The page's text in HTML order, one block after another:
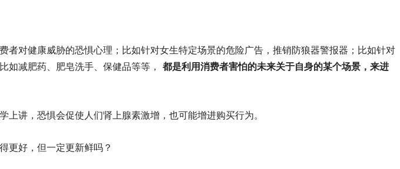
对健康威胁的恐惧心理；比如针对女生特定场景的危险广告，推销防狼器警报器；比如针对
如减肥药、肥皂洗手、保健品等等， 都是利用消费者害怕的未来关于自身的某个场景，来进
讲，恐惧会促使人们肾上腺素激增，也可能增进购买行为。
更好，但一定更新鲜吗？